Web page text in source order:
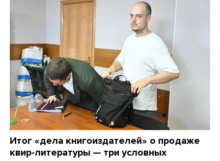
Итог «дела книгоиздателей» о продаже
квир-литературы — три условных